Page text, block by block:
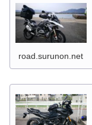
road.surunon.net